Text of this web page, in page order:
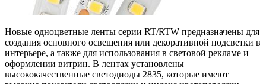
Новые одноцветные ленты серии RT/RTW предназначены для
создания основного освещения или декоративной подсветки в
интерьере, а также для использования в световой рекламе и
оформлении витрин. В лентах установлены
высококачественные светодиоды 2835, которые имеют